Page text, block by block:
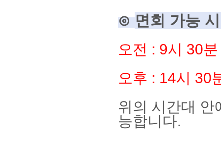
⊙ 면회 가능
오전 : 9시 30분
오후 : 14시 30
위의 시간대 안
능합니다.